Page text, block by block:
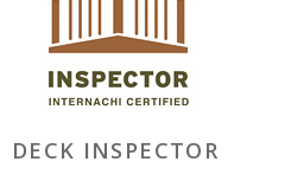
DECK INSPECTOR